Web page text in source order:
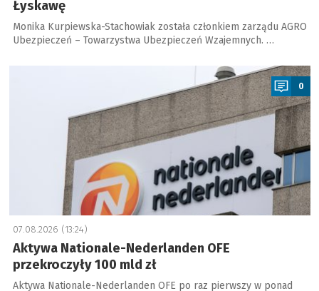
Łyskawę
Monika Kurpiewska-Stachowiak została członkiem zarządu AGRO
Ubezpieczeń – Towarzystwa Ubezpieczeń Wzajemnych. …
0
07.08.2026 (13:24)
Aktywa Nationale-Nederlanden OFE
przekroczyły 100 mld zł
Aktywa Nationale-Nederlanden OFE po raz pierwszy w ponad